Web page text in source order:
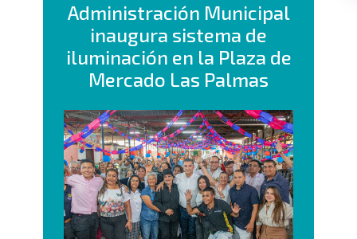
Administración Municipal
inaugura sistema de
iluminación en la Plaza de
Mercado Las Palmas